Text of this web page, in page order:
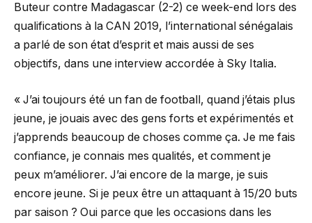
Buteur contre Madagascar (2-2) ce week-end lors des
qualifications à la CAN 2019, l’international sénégalais
a parlé de son état d’esprit et mais aussi de ses
objectifs, dans une interview accordée à Sky Italia.
« J’ai toujours été un fan de football, quand j’étais plus
jeune, je jouais avec des gens forts et expérimentés et
j’apprends beaucoup de choses comme ça. Je me fais
confiance, je connais mes qualités, et comment je
peux m’améliorer. J’ai encore de la marge, je suis
encore jeune. Si je peux être un attaquant à 15/20 buts
par saison ? Oui parce que les occasions dans les